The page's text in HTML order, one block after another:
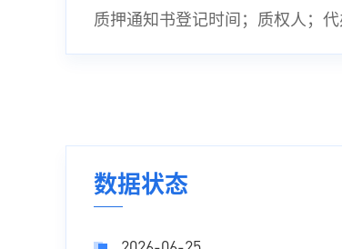
质押通知书登记时间；质权人；
数据状态